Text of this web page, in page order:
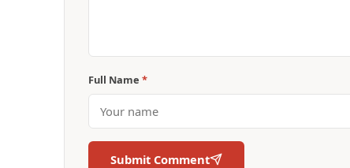
Full Name *
Submit Comment